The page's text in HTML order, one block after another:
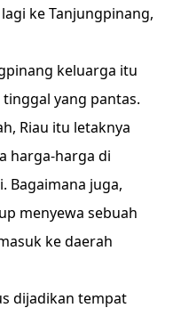
ke Tanjungpinang,
keluarga itu
yang pantas.
Riau itu letaknya
harga-harga di
Bagaimana juga,
menyewa sebuah
ke daerah
dijadikan tempat